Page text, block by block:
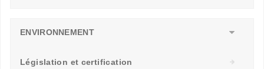
ENVIRONNEMENT
Législation et certification